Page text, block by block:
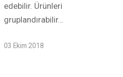
edebilir. Ürünleri
gruplandırabilir…
03 Ekim 2018